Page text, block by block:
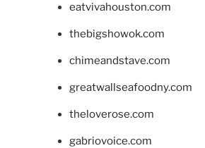
eatvivahouston.com
thebigshowok.com
chimeandstave.com
greatwallseafoodny.com
theloverose.com
gabriovoice.com